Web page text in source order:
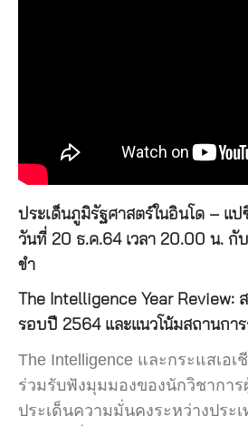
ประเด็นภูมิรัฐศาสตร์ในอินโด – แป
วันที่ 20 ธ.ค.64 เวลา 20.00 น. กั
ขำ
The Intelligence​ Year Review:
รอบปี 2564 และแนวโน้มสถานกา
The Intelligence​ และกระแสเอ
ร่วมรับฟังมุมมองของนักวิชาการ
ประเด็นความมั่นคงระหว่างประ